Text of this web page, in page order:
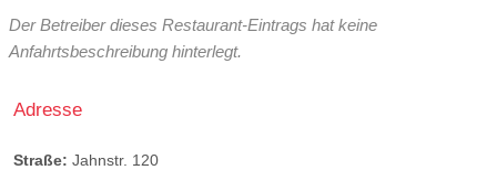
Der Betreiber dieses Restaurant-Eintrags hat keine
Anfahrtsbeschreibung hinterlegt.
Adresse
Straße: Jahnstr. 120